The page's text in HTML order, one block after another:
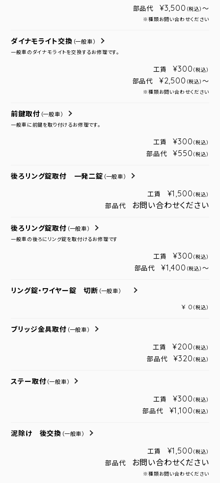
部品代 ¥3,500 （税込） ～
※種類お問い合わせください
ダイナモライト交換 （一般車）
一般車のダイナモライトを交換するお修理です。
工賃 ¥300 （税込）
部品代 ¥2,500 （税込） ～
※種類お問い合わせください
前鍵取付 （一般車）
一般車に前鍵を取り付けるお修理です。
工賃 ¥300 （税込）
部品代 ¥550 （税込）
後ろリング錠取付 一発二錠 （一般車）
工賃 ¥1,500 （税込）
部品代 お問い合わせください
後ろリング錠取付 （一般車）
一般車の後ろにリング錠を取付けるお修理です
工賃 ¥300 （税込）
部品代 ¥1,400 （税込） ～
リング錠・ワイヤー錠 切断 （一般車）
¥ 0 （税込）
ブリッジ金具取付 （一般車）
工賃 ¥200 （税込）
部品代 ¥320 （税込）
ステー取付 （一般車）
工賃 ¥300 （税込）
部品代 ¥1,100 （税込）
泥除け 後交換 （一般車）
工賃 ¥1,500 （税込）
部品代 お問い合わせください
※種類お問い合わせください